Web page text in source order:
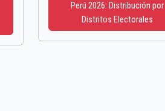
Perú 2026: Distribución por
Distritos Electorales